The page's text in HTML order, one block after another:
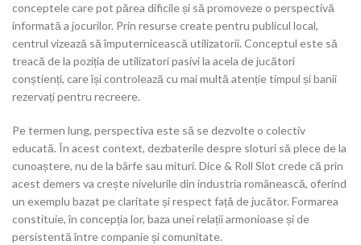
conceptele care pot părea dificile și să promoveze o perspectivă
informată a jocurilor. Prin resurse create pentru publicul local,
centrul vizează să împuternicească utilizatorii. Conceptul este să
treacă de la poziția de utilizatori pasivi la acela de jucători
conștienți, care își controlează cu mai multă atenție timpul și banii
rezervați pentru recreere.
Pe termen lung, perspectiva este să se dezvolte o colectiv
educată. În acest context, dezbaterile despre sloturi să plece de la
cunoaștere, nu de la bârfe sau mituri. Dice & Roll Slot crede că prin
acest demers va crește nivelurile din industria românească, oferind
un exemplu bazat pe claritate și respect față de jucător. Formarea
constituie, în concepția lor, baza unei relații armonioase și de
persistentă între companie și comunitate.